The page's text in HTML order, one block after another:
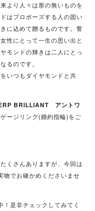
より人々は形の無いものを
はプロポーズする人の固い
に込めて贈るものです。誓
性にとって一生の思い出と
モンドの輝きは二人にとっ
るのです。
いつもダイヤモンドと共
BRILLIANT アントワ
ージリング(婚約指輪)をご
くさんありますが、今回は
物でお確かめくださいませ
是非チェックしてみてく